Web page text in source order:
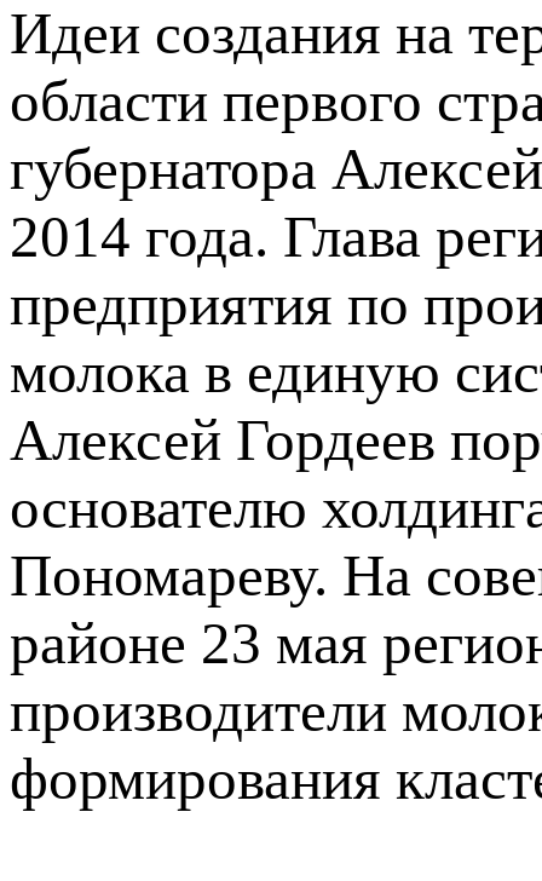
Идеи создания на
области первого
губернатора
2014 года. Глава
предприятия по
молока в единую
Алексей Гордеев
основателю
Пономареву. На
районе 23 мая
производители
формирования